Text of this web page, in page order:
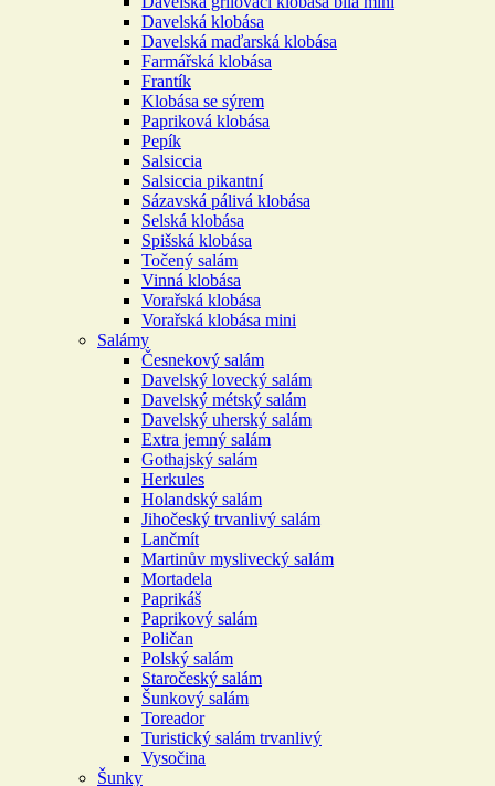
Davelská klobása
Davelská maďarská klobása
Farmářská klobása
Frantík
Klobása se sýrem
Papriková klobása
Pepík
Salsiccia
Salsiccia pikantní
Sázavská pálivá klobása
Selská klobása
Spišská klobása
Točený salám
Vinná klobása
Vorařská klobása
Vorařská klobása mini
Salámy
Česnekový salám
Davelský lovecký salám
Davelský métský salám
Davelský uherský salám
Extra jemný salám
Gothajský salám
Herkules
Holandský salám
Jihočeský trvanlivý salám
Lančmít
Martinův myslivecký salám
Mortadela
Paprikáš
Paprikový salám
Poličan
Polský salám
Staročeský salám
Šunkový salám
Toreador
Turistický salám trvanlivý
Vysočina
Šunky